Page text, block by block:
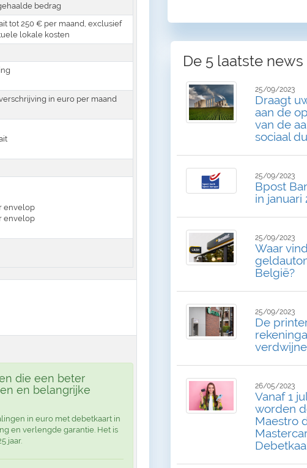
bedrag
tot 250 € per maand, exclusief
lokale kosten
in euro per maand
envelop
envelop
die een beter
en belangrijke
in euro met debetkaart in
en verlengde garantie. Het is
jaar.
De 5 laatste news
25/09/2023
Draagt
aan de
van de
sociaal
25/09/2023
Bpost
in januari
25/09/2023
Waar
België?
25/09/2023
De
26/05/2023
Vanaf 1
worden
Maestro